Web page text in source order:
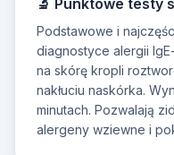
🔬 Punktowe testy
Podstawowe i
diagnostyce alergii
na skórę kropli
nakłuciu naskórka.
minutach. Pozwalają
alergeny wziewne i